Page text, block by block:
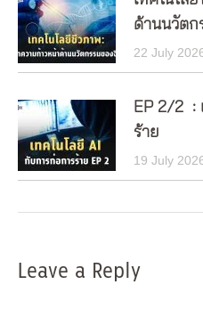
ด้านนวัตก
22 July
EP 2/2 :
ร้าย
19 July
Leave a Reply